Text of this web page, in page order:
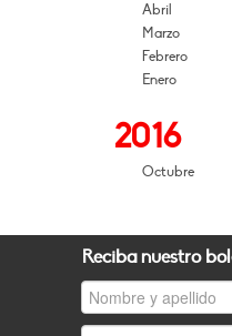
Abril
Marzo
Febrero
Enero
2016
Octubre
Reciba nuestro